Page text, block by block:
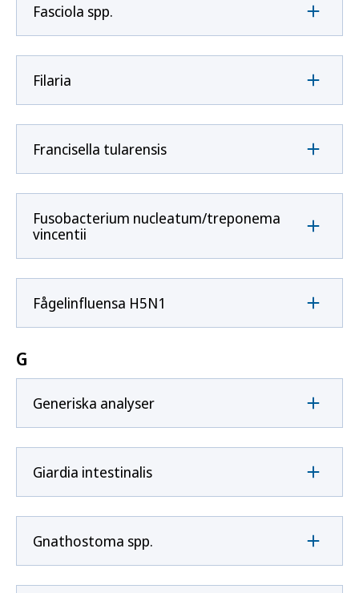
Fasciola spp.
Filaria
Francisella tularensis
Fusobacterium nucleatum/treponema
vincentii
Fågelinfluensa H5N1
G
Generiska analyser
Giardia intestinalis
Gnathostoma spp.